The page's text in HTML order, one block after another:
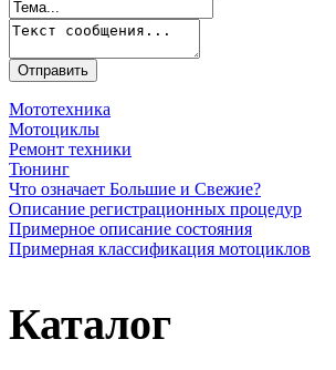
Мототехника
Мотоциклы
Ремонт техники
Тюнинг
Что означает Большие и Свежие?
Описание регистрационных процедур
Примерное описание состояния
Примерная классификация мотоциклов
Каталог